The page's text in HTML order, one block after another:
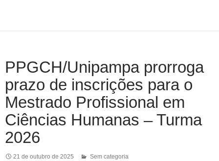
PPGCH/Unipampa prorroga
prazo de inscrições para o
Mestrado Profissional em
Ciências Humanas – Turma
2026
21 de outubro de 2025 Sem categoria